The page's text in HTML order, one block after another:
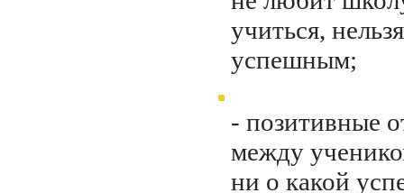
учиться,
успешным;
- позитивные
между
ни о какой